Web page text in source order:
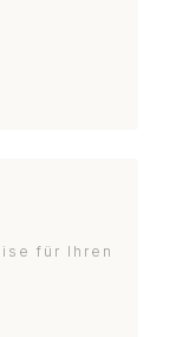
für Ihren